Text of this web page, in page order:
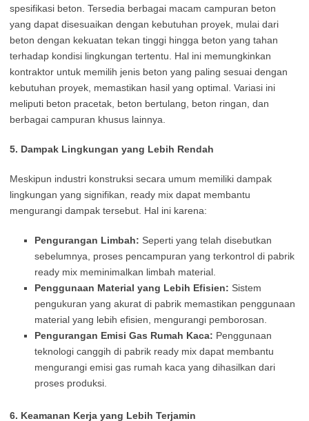
spesifikasi beton. Tersedia berbagai macam campuran beton
yang dapat disesuaikan dengan kebutuhan proyek, mulai dari
beton dengan kekuatan tekan tinggi hingga beton yang tahan
terhadap kondisi lingkungan tertentu. Hal ini memungkinkan
kontraktor untuk memilih jenis beton yang paling sesuai dengan
kebutuhan proyek, memastikan hasil yang optimal. Variasi ini
meliputi beton pracetak, beton bertulang, beton ringan, dan
berbagai campuran khusus lainnya.
5. Dampak Lingkungan yang Lebih Rendah
Meskipun industri konstruksi secara umum memiliki dampak
lingkungan yang signifikan, ready mix dapat membantu
mengurangi dampak tersebut. Hal ini karena:
Pengurangan Limbah: Seperti yang telah disebutkan
sebelumnya, proses pencampuran yang terkontrol di pabrik
ready mix meminimalkan limbah material.
Penggunaan Material yang Lebih Efisien: Sistem
pengukuran yang akurat di pabrik memastikan penggunaan
material yang lebih efisien, mengurangi pemborosan.
Pengurangan Emisi Gas Rumah Kaca: Penggunaan
teknologi canggih di pabrik ready mix dapat membantu
mengurangi emisi gas rumah kaca yang dihasilkan dari
proses produksi.
6. Keamanan Kerja yang Lebih Terjamin